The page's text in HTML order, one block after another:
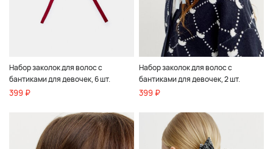
Набор заколок для волос с
бантиками для девочек, 6 шт.
399 ₽
Набор заколок для волос с
бантиками для девочек, 2 шт.
399 ₽